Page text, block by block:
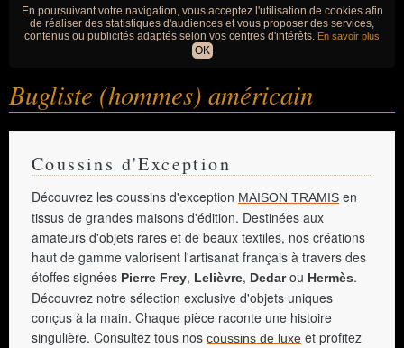
En poursuivant votre navigation, vous acceptez l'utilisation de cookies afin
de réaliser des statistiques d'audiences et vous proposer des services,
contenus ou publicités adaptés selon vos centres d'intérêts. En savoir plus
OK
Bugliste (hommes) américain
Coussins d'Exception
Découvrez les coussins d'exception MAISON TRAMIS en
tissus de grandes maisons d'édition. Destinées aux
amateurs d'objets rares et de beaux textiles, nos créations
haut de gamme valorisent l'artisanat français à travers des
étoffes signées Pierre Frey, Lelièvre, Dedarou Hermès.
Découvrez notre sélection exclusive d'objets uniques
conçus à la main. Chaque pièce raconte une histoire
singulière. Consultez tous nos coussins de luxe et profitez